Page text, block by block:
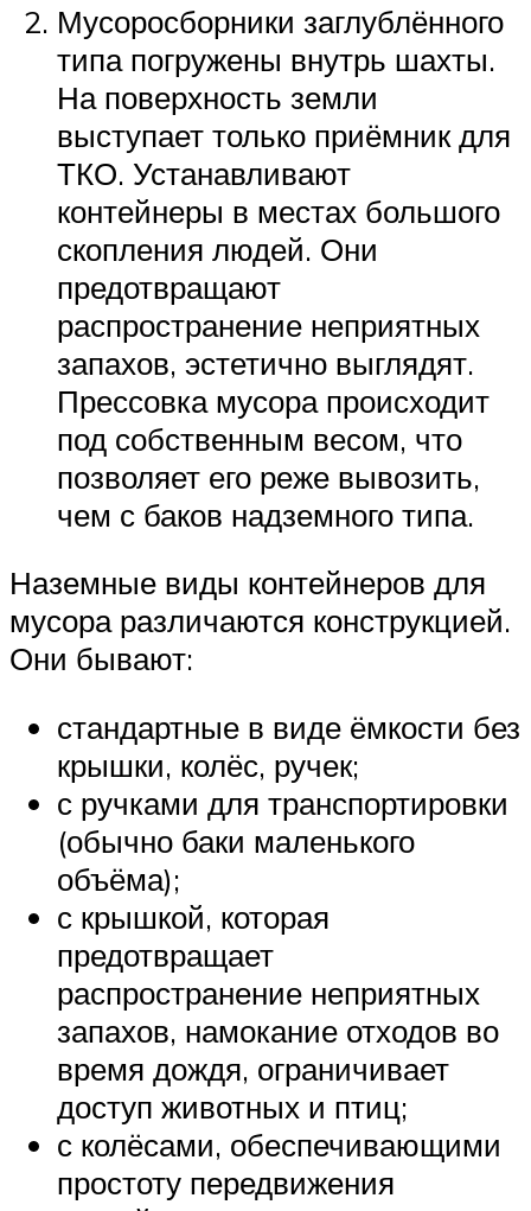
Мусоросборники заглублённого
типа погружены внутрь шахты.
На поверхность земли
выступает только приёмник для
ТКО. Устанавливают
контейнеры в местах большого
скопления людей. Они
предотвращают
распространение неприятных
запахов, эстетично выглядят.
Прессовка мусора происходит
под собственным весом, что
позволяет его реже вывозить,
чем с баков надземного типа.
Наземные виды контейнеров для
мусора различаются конструкцией.
Они бывают:
стандартные в виде ёмкости без
крышки, колёс, ручек;
с ручками для транспортировки
(обычно баки маленького
объёма);
с крышкой, которая
предотвращает
распространение неприятных
запахов, намокание отходов во
время дождя, ограничивает
доступ животных и птиц;
с колёсами, обеспечивающими
простоту передвижения